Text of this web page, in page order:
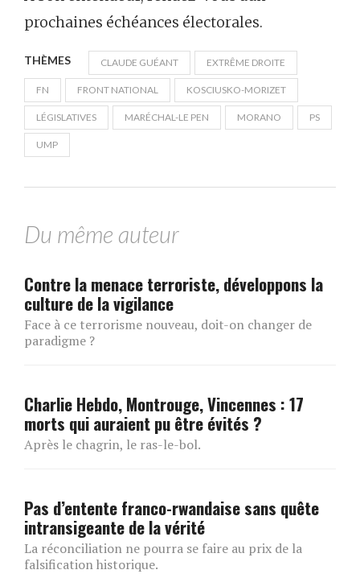
prochaines échéances électorales.
THÈMES CLAUDE GUÉANT EXTRÊME DROITE
FN FRONT NATIONAL KOSCIUSKO-MORIZET
LÉGISLATIVES MARÉCHAL-LE PEN MORANO PS
UMP
Du même auteur
Contre la menace terroriste, développons la
culture de la vigilance
Face à ce terrorisme nouveau, doit-on changer de
paradigme ?
Charlie Hebdo, Montrouge, Vincennes : 17
morts qui auraient pu être évités ?
Après le chagrin, le ras-le-bol.
Pas d’entente franco-rwandaise sans quête
intransigeante de la vérité
La réconciliation ne pourra se faire au prix de la
falsification historique.